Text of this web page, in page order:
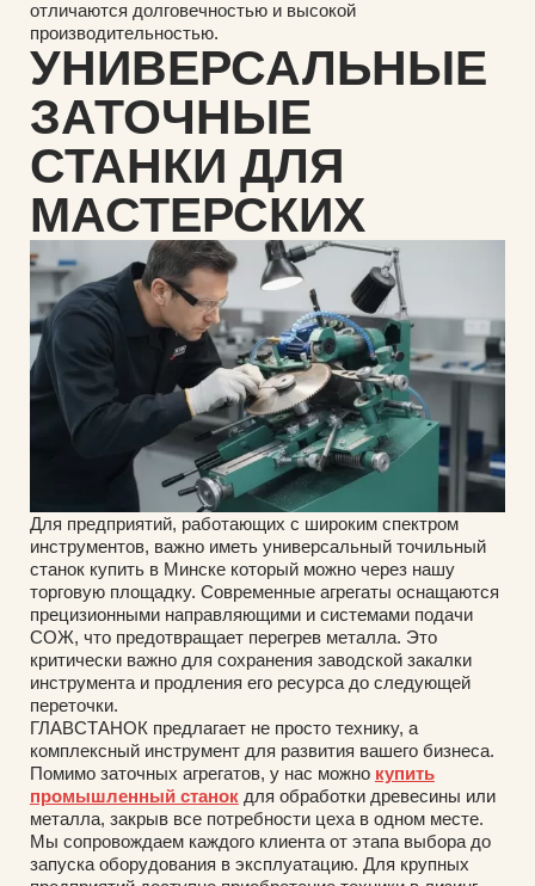
отличаются долговечностью и высокой
производительностью.
УНИВЕРСАЛЬНЫЕ
ЗАТОЧНЫЕ
СТАНКИ ДЛЯ
МАСТЕРСКИХ
Для предприятий, работающих с широким спектром
инструментов, важно иметь универсальный точильный
станок купить в Минске который можно через нашу
торговую площадку. Современные агрегаты оснащаются
прецизионными направляющими и системами подачи
СОЖ, что предотвращает перегрев металла. Это
критически важно для сохранения заводской закалки
инструмента и продления его ресурса до следующей
переточки.
ГЛАВСТАНОК предлагает не просто технику, а
комплексный инструмент для развития вашего бизнеса.
Помимо заточных агрегатов, у нас можно купить
промышленный станокдля обработки древесины или
металла, закрыв все потребности цеха в одном месте.
Мы сопровождаем каждого клиента от этапа выбора до
запуска оборудования в эксплуатацию. Для крупных